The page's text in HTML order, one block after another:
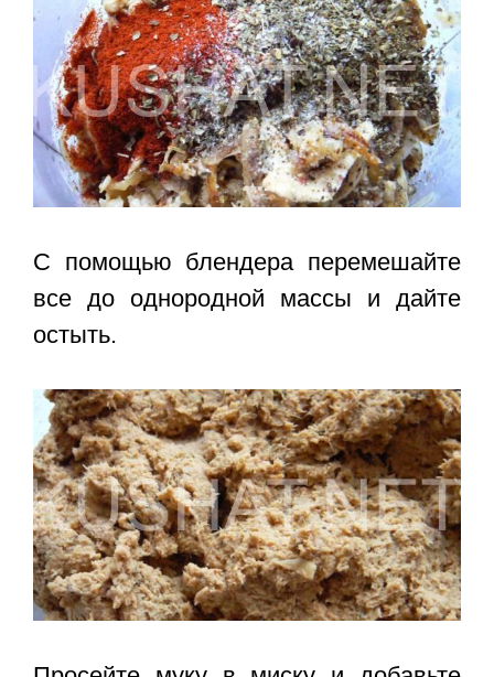
С помощью блендера перемешайте
все до однородной массы и дайте
остыть.